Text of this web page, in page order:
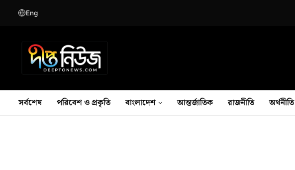
Eng
সর্বশেষ পরিবেশ ও প্রকৃতি বাংলাদেশ আন্তর্জাতিক রাজনীতি অর্থনীতি